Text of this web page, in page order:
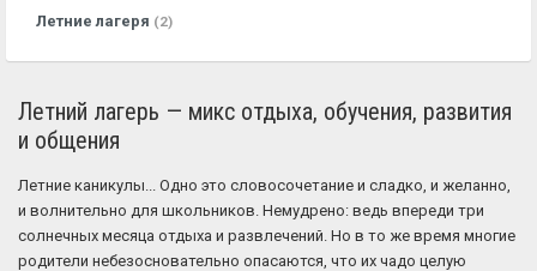
Летние лагеря (2)
Летний лагерь — микс отдыха, обучения, развития
и общения
Летние каникулы... Одно это словосочетание и сладко, и желанно,
и волнительно для школьников. Немудрено: ведь впереди три
солнечных месяца отдыха и развлечений. Но в то же время многие
родители небезосновательно опасаются, что их чадо целую